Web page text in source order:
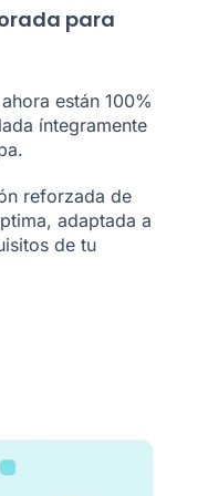
para
están 100%
íntegramente
reforzada de
adaptada a
de tu